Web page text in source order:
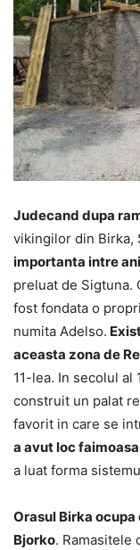
Judecand dupa
vikingilor din Birka,
importanta intre
preluat de Sigtuna.
fost fondata o
numita Adelso.
aceasta zona de
11-lea. In secolul
construit un palat
favorit in care se
a avut loc
a luat forma
Orasul Birka
Bjorko. Ramasitele